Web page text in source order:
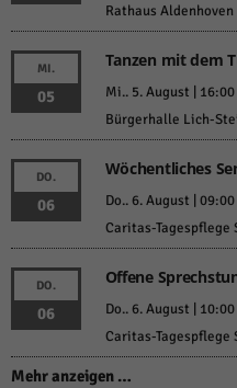
Rathaus Aldenhoven
MI.
05
Tanzen mit dem
Mi.. 5. August | 16:00
Bürgerhalle Lich-
DO.
06
Wöchentliches
Do.. 6. August | 09:00
Caritas-Tagespflege
DO.
06
Offene
Do.. 6. August | 10:00
Caritas-Tagespflege
Mehr anzeigen …